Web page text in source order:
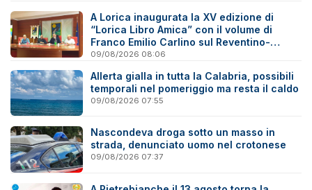
A Lorica inaugurata la XV edizione di
“Lorica Libro Amica” con il volume di
Franco Emilio Carlino sul Reventino-
Savuto
09/08/2026 08:06
Allerta gialla in tutta la Calabria, possibili
temporali nel pomeriggio ma resta il caldo
09/08/2026 07:55
Nascondeva droga sotto un masso in
strada, denunciato uomo nel crotonese
09/08/2026 07:37